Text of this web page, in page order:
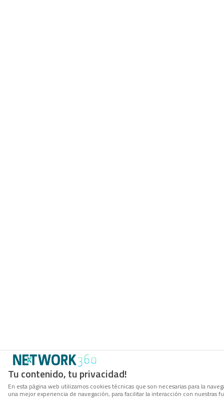
Tu contenido, tu privacidad!
En esta página web utilizamos cookies técnicas que son necesarias para la
una mejor experiencia de navegación, para facilitar la interacción con